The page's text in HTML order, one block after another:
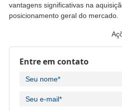
vantagens significativas na
posicionamento geral do mercado.
Entre em contato